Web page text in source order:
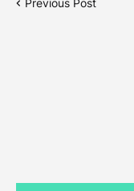
Previous Post